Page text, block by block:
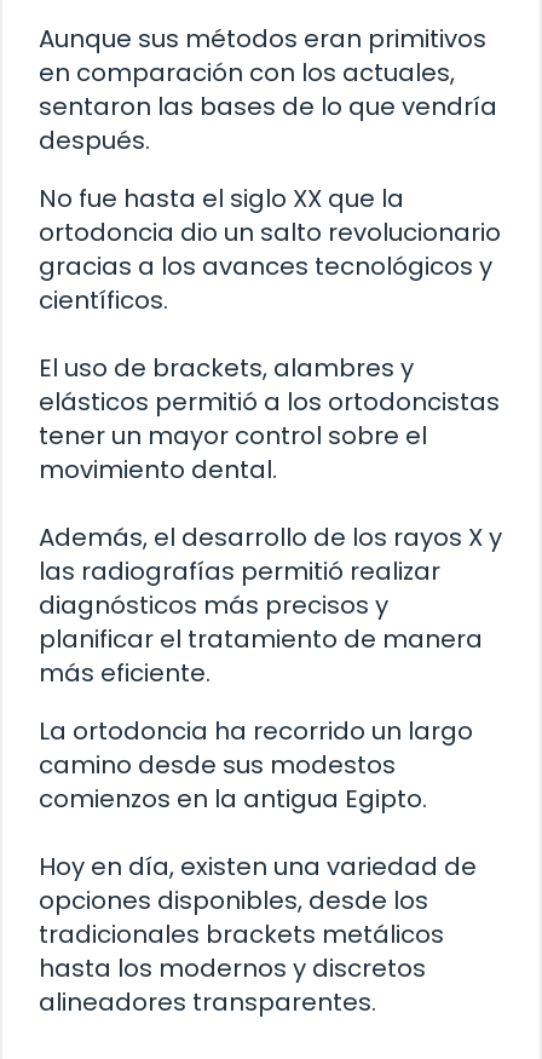
Aunque sus métodos eran primitivos
en comparación con los actuales,
sentaron las bases de lo que vendría
después.
No fue hasta el siglo XX que la
ortodoncia dio un salto revolucionario
gracias a los avances tecnológicos y
científicos.
El uso de brackets, alambres y
elásticos permitió a los ortodoncistas
tener un mayor control sobre el
movimiento dental.
Además, el desarrollo de los rayos X y
las radiografías permitió realizar
diagnósticos más precisos y
planificar el tratamiento de manera
más eficiente.
La ortodoncia ha recorrido un largo
camino desde sus modestos
comienzos en la antigua Egipto.
Hoy en día, existen una variedad de
opciones disponibles, desde los
tradicionales brackets metálicos
hasta los modernos y discretos
alineadores transparentes.